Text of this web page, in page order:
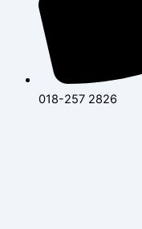
018-257 2826